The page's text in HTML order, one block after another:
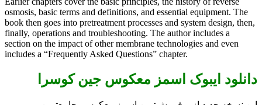
osmosis, basic terms and definitions, and essential equipment. The
book then goes into pretreatment processes and system design, then,
finally, operations and troubleshooting. The author includes a
section on the impact of other membrane technologies and even
includes a “Frequently Asked Questions” chapter.
دانلود ایبوک اسمز معکوس جین کوسرا